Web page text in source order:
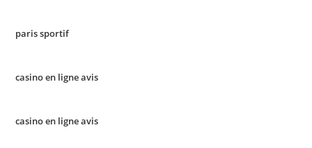
paris sportif
casino en ligne avis
casino en ligne avis